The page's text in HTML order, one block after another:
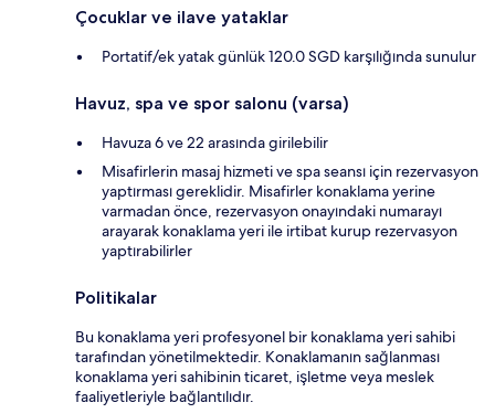
Çocuklar ve ilave yataklar
Portatif/ek yatak günlük 120.0 SGD karşılığında sunulur
Havuz, spa ve spor salonu (varsa)
Havuza 6 ve 22 arasında girilebilir
Misafirlerin masaj hizmeti ve spa seansı için rezervasyon
yaptırması gereklidir. Misafirler konaklama yerine
varmadan önce, rezervasyon onayındaki numarayı
arayarak konaklama yeri ile irtibat kurup rezervasyon
yaptırabilirler
Politikalar
Bu konaklama yeri profesyonel bir konaklama yeri sahibi
tarafından yönetilmektedir. Konaklamanın sağlanması
konaklama yeri sahibinin ticaret, işletme veya meslek
faaliyetleriyle bağlantılıdır.